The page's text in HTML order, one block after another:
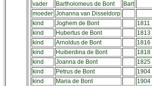
vader Bartholomeus de Bont
Bart
moeder Johanna van Disseldorp
kind
Joghem de Bont
1811
kind
Hubertus de Bont
1813
kind
Arnoldus de Bont
1816
kind
Huiberdina de Bont
1818
kind
Joanna de Bont
1825
kind
Petrus de Bont
1904
kind
Maria de Bont 1904